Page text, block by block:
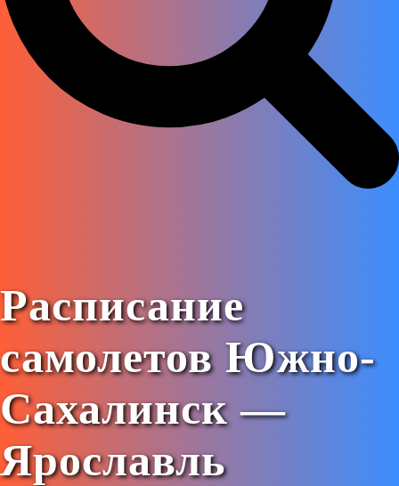
Расписание
самолетов Южно-
Сахалинск —
Ярославль